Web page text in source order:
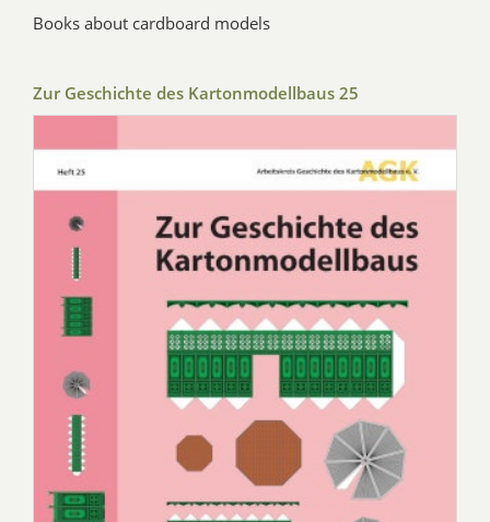
Books about cardboard models
Zur Geschichte des Kartonmodellbaus 25